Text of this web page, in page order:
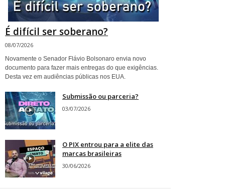
É difícil ser soberano?
08/07/2026
Novamente o Senador Flávio Bolsonaro envia novo
documento para fazer mais entregas do que exigências.
Desta vez em audiências públicas nos EUA.
Submissão ou parceria?
03/07/2026
O PIX entrou para a elite das
marcas brasileiras
30/06/2026